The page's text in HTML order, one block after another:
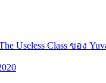
Useless Class ของ